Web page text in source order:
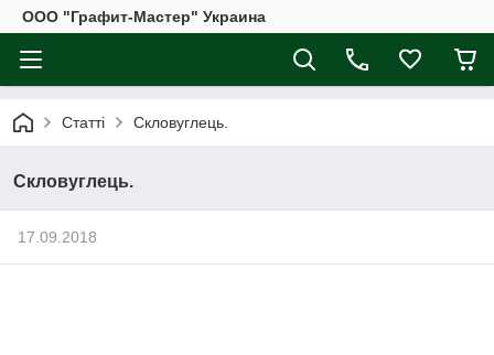
ООО "Графит-Мастер" Украина
Статті Скловуглець.
Скловуглець.
17.09.2018